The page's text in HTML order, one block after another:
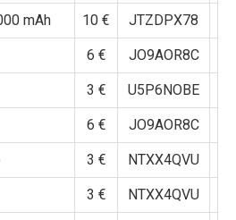
mAh 10 € JTZDPX78
6 € JO9AOR8C
3 € U5P6NOBE
6 € JO9AOR8C
3 € NTXX4QVU
3 € NTXX4QVU